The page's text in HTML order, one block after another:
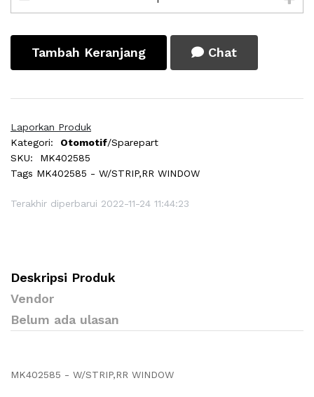
Tambah Keranjang Chat
Laporkan Produk
Kategori:
Otomotif/Sparepart
SKU:
MK402585
Tags MK402585 - W/STRIP,RR WINDOW
Terakhir diperbarui 2022-11-24 11:44:23
Deskripsi Produk
Vendor
Belum ada ulasan
MK402585 - W/STRIP,RR WINDOW